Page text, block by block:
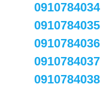
0910784034
0910784035
0910784036
0910784037
0910784038